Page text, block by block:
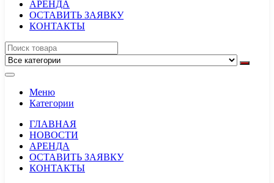
АРЕНДА
ОСТАВИТЬ ЗАЯВКУ
КОНТАКТЫ
Меню
Категории
ГЛАВНАЯ
НОВОСТИ
АРЕНДА
ОСТАВИТЬ ЗАЯВКУ
КОНТАКТЫ